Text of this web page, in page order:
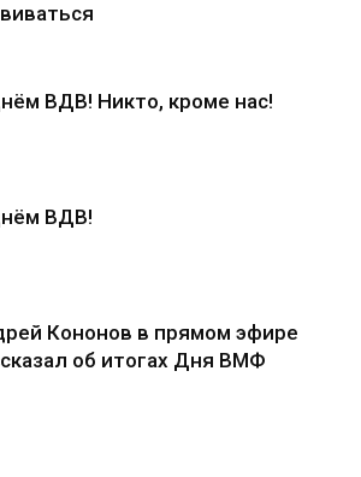
ВДВ! Никто, кроме нас!
ВДВ!
Кононов в прямом эфире
об итогах Дня ВМФ